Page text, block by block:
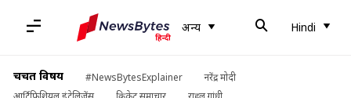
अन्य Hindi
चर्चित विषय #NewsBytesExplainer
नरेंद्र मोदी